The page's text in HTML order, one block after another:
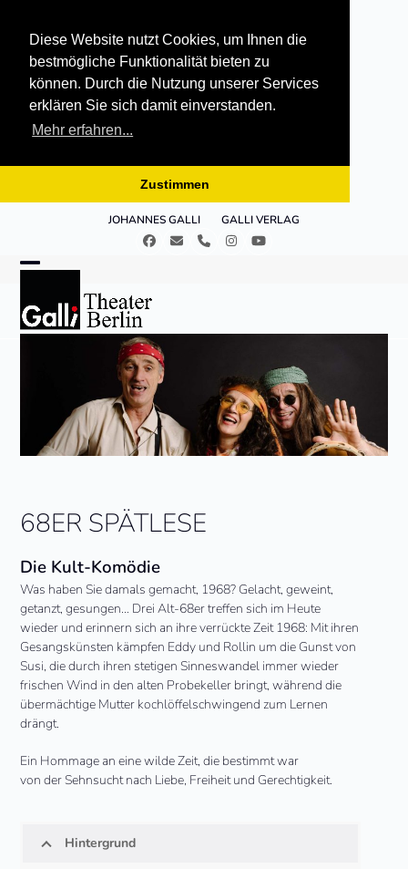
Diese Website nutzt Cookies, um Ihnen die
bestmögliche Funktionalität bieten zu
können. Durch die Nutzung unserer Services
erklären Sie sich damit einverstanden.
Mehr erfahren...
Zustimmen
JOHANNES GALLI GALLI VERLAG
Facebook
E- TelefonInstagramYouTube
mobile
menu
mobile
menu
68ER SPÄTLESE
Die Kult-Komödie
Was haben Sie damals gemacht, 1968? Gelacht, geweint,
getanzt, gesungen… Drei Alt-68er treffen sich im Heute
wieder und erinnern sich an ihre verrückte Zeit 1968: Mit ihren
Gesangskünsten kämpfen Eddy und Rollin um die Gunst von
Susi, die durch ihren stetigen Sinneswandel immer wieder
frischen Wind in den alten Probekeller bringt, während die
übermächtige Mutter kochlöffelschwingend zum Lernen
drängt.
Ein Hommage an eine wilde Zeit, die bestimmt war
von der Sehnsucht nach Liebe, Freiheit und Gerechtigkeit.
Hintergrund